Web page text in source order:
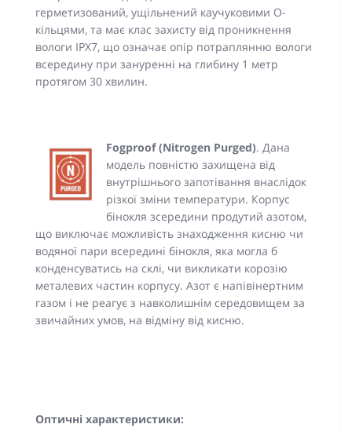
герметизований, ущільнений каучуковими О-
кільцями, та має клас захисту від проникнення
вологи IPX7, що означає опір потраплянню вологи
всередину при зануренні на глибину 1 метр
протягом 30 хвилин.
Fogproof (Nitrogen Purged). Дана
модель повністю захищена від
внутрішнього запотівання внаслідок
різкої зміни температури. Корпус
бінокля зсередини продутий азотом,
що виключає можливість знаходження кисню чи
водяної пари всередині бінокля, яка могла б
конденсуватись на склі, чи викликати корозію
металевих частин корпусу. Азот є напівінертним
газом і не реагує з навколишнім середовищем за
звичайних умов, на відміну від кисню.
Оптичні характеристики: